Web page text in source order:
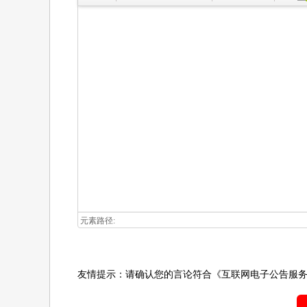
元素路径:
友情提示：请确认您的言论符合 《互联网电子公告服